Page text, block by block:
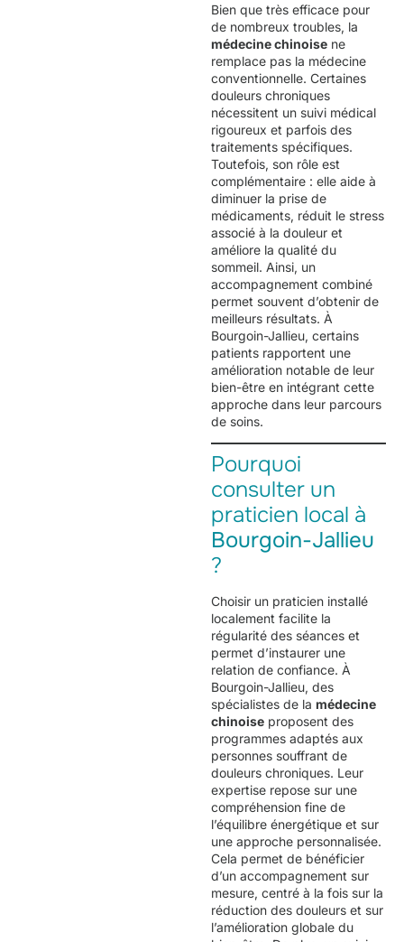
Bien que très efficace pour
de nombreux troubles, la
médecine chinoise ne
remplace pas la médecine
conventionnelle. Certaines
douleurs chroniques
nécessitent un suivi médical
rigoureux et parfois des
traitements spécifiques.
Toutefois, son rôle est
complémentaire : elle aide à
diminuer la prise de
médicaments, réduit le stress
associé à la douleur et
améliore la qualité du
sommeil. Ainsi, un
accompagnement combiné
permet souvent d’obtenir de
meilleurs résultats. À
Bourgoin-Jallieu, certains
patients rapportent une
amélioration notable de leur
bien-être en intégrant cette
approche dans leur parcours
de soins.
Pourquoi
consulter un
praticien local à
Bourgoin-Jallieu
?
Choisir un praticien installé
localement facilite la
régularité des séances et
permet d’instaurer une
relation de confiance. À
Bourgoin-Jallieu, des
spécialistes de la médecine
chinoise proposent des
programmes adaptés aux
personnes souffrant de
douleurs chroniques. Leur
expertise repose sur une
compréhension fine de
l’équilibre énergétique et sur
une approche personnalisée.
Cela permet de bénéficier
d’un accompagnement sur
mesure, centré à la fois sur la
réduction des douleurs et sur
l’amélioration globale du